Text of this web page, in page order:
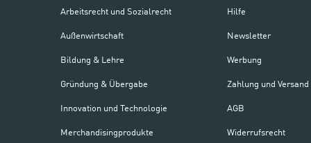
Arbeitsrecht und Sozialrecht
Außenwirtschaft
Bildung & Lehre
Gründung & Übergabe
Innovation und Technologie
Merchandisingprodukte
Hilfe
Newsletter
Werbung
Zahlung und Versand
AGB
Widerrufsrecht